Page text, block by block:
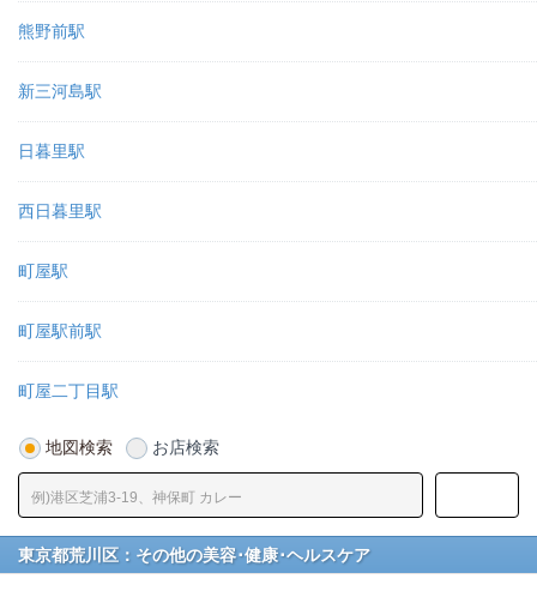
熊野前駅
新三河島駅
日暮里駅
西日暮里駅
町屋駅
町屋駅前駅
町屋二丁目駅
地図検索 お店検索
東京都荒川区：その他の美容･健康･ヘルスケア